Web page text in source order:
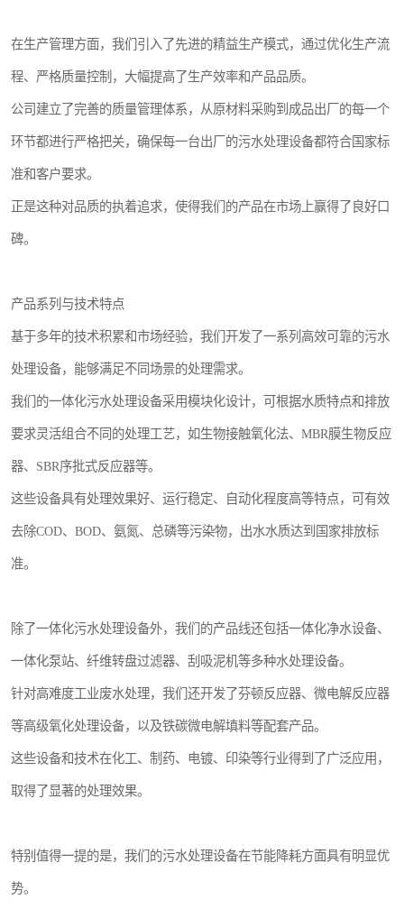
在生产管理方面，我们引入了先进的精益生产模式，通过优化生产流
程、严格质量控制，大幅提高了生产效率和产品品质。
公司建立了完善的质量管理体系，从原材料采购到成品出厂的每一个
环节都进行严格把关，确保每一台出厂的污水处理设备都符合国家标
准和客户要求。
正是这种对品质的执着追求，使得我们的产品在市场上赢得了良好口
碑。
产品系列与技术特点
基于多年的技术积累和市场经验，我们开发了一系列高效可靠的污水
处理设备，能够满足不同场景的处理需求。
我们的一体化污水处理设备采用模块化设计，可根据水质特点和排放
要求灵活组合不同的处理工艺，如生物接触氧化法、MBR膜生物反应
器、SBR序批式反应器等。
这些设备具有处理效果好、运行稳定、自动化程度高等特点，可有效
去除COD、BOD、氨氮、总磷等污染物，出水水质达到国家排放标
准。
除了一体化污水处理设备外，我们的产品线还包括一体化净水设备、
一体化泵站、纤维转盘过滤器、刮吸泥机等多种水处理设备。
针对高难度工业废水处理，我们还开发了芬顿反应器、微电解反应器
等高级氧化处理设备，以及铁碳微电解填料等配套产品。
这些设备和技术在化工、制药、电镀、印染等行业得到了广泛应用，
取得了显著的处理效果。
特别值得一提的是，我们的污水处理设备在节能降耗方面具有明显优
势。